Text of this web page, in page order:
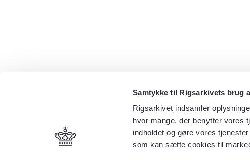
Samtykke til Rigsarkivets brug
Rigsarkivet indsamler
hvor mange, der benytter vores
indholdet og gøre vores
som kan sætte cookies til